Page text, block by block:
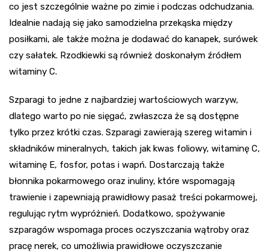
co jest szczególnie ważne po zimie i podczas odchudzania.
Idealnie nadają się jako samodzielna przekąska między
posiłkami, ale także można je dodawać do kanapek, surówek
czy sałatek. Rzodkiewki są również doskonałym źródłem
witaminy C.
Szparagi to jedne z najbardziej wartościowych warzyw,
dlatego warto po nie sięgać, zwłaszcza że są dostępne
tylko przez krótki czas. Szparagi zawierają szereg witamin i
składników mineralnych, takich jak kwas foliowy, witaminę C,
witaminę E, fosfor, potas i wapń. Dostarczają także
błonnika pokarmowego oraz inuliny, które wspomagają
trawienie i zapewniają prawidłowy pasaż treści pokarmowej,
regulując rytm wypróżnień. Dodatkowo, spożywanie
szparagów wspomaga proces oczyszczania wątroby oraz
pracę nerek, co umożliwia prawidłowe oczyszczanie